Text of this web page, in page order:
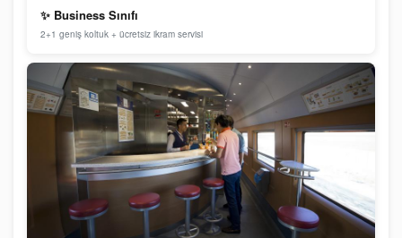
✨ Business Sınıfı
2+1 geniş koltuk + ücretsiz ikram servisi